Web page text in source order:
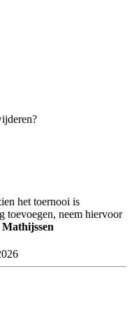
het toernooi is
toevoegen, neem hiervoor